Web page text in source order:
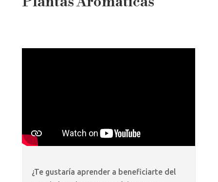
¿Te gustaría aprender a beneficiarte del